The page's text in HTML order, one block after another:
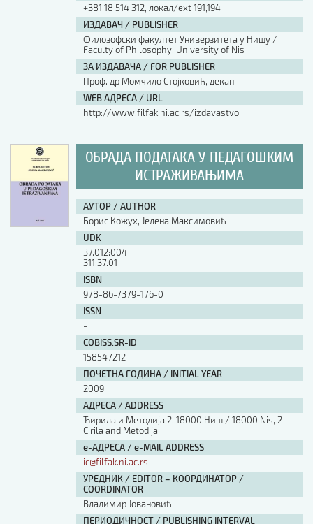
+381 18 514 312, локал/ext 191,194
ИЗДАВАЧ / PUBLISHER
Филозофски факултет Универзитета у Нишу /
Faculty of Philosophy, University of Nis
ЗА ИЗДАВАЧА / FOR PUBLISHER
Проф. др Момчило Стојковић, декан
WEB АДРЕСА / URL
http://www.filfak.ni.ac.rs/izdavastvo
ОБРАДА ПОДАТАКА У ПЕДАГОШКИМ
ИСТРАЖИВАЊИМА
АУТОР / AUTHOR
Борис Кожух, Јелена Максимовић
UDK
37.012:004
311:37.01
ISBN
978-86-7379-176-0
ISSN
-
COBISS.SR-ID
158547212
ПОЧЕТНА ГОДИНА / INITIAL YEAR
2009
АДРЕСА / ADDRESS
Ћирила и Методија 2, 18000 Ниш / 18000 Nis, 2
Cirila and Metodija
е-АДРЕСА / e-MAIL ADDRESS
ic@filfak.ni.ac.rs
УРЕДНИК / EDITOR – КООРДИНАТОР /
COORDINATOR
Владимир Јовановић
ПЕРИОДИЧНОСТ / PUBLISHING INTERVAL